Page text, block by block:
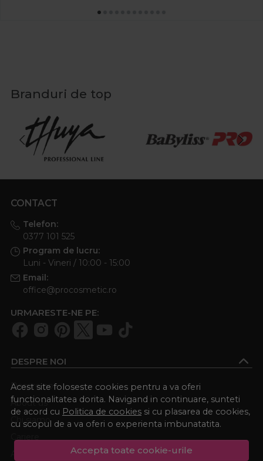
Acest site foloseste cookies pentru a va oferi
functionalitatea dorita. Navigand in continuare, sunteti
de acord cu Politica de cookies si cu plasarea de cookies,
cu scopul de a va oferi o experienta imbunatatita.
Accepta toate cookie-urile
Branduri de top
CONTACT
Telefon:
0377 101 525
Program de lucru:
Luni - Vineri / 10:00 - 15:00
Email:
office@procosmetic.ro
URMARESTE-NE PE:
DESPRE NOI
Despre noi
About us
Chi siamo
Academia Procosmetic